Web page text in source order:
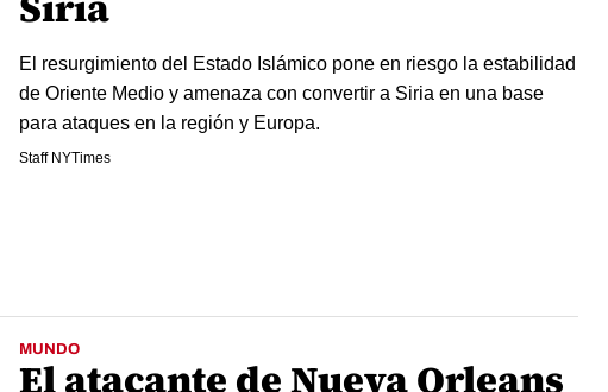
El resurgimiento del Estado Islámico pone en riesgo la estabilidad
de Oriente Medio y amenaza con convertir a Siria en una base
para ataques en la región y Europa.
Staff NYTimes
MUNDO
El atacante de Nueva Orleans